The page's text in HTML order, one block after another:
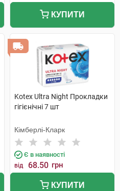
КУПИТИ
Kotex Ultra Night Прокладки
гігієнічні 7 шт
Кімберлі-Кларк
Є в наявності
від 68.50 грн
КУПИТИ